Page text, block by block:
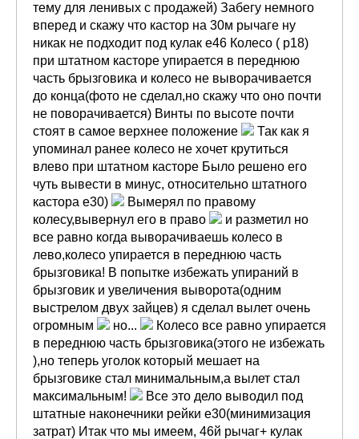
тему для ленивых с продажей) Забегу немного
вперед и скажу что кастор на 30м рычаге ну
никак не подходит под кулак е46 Колесо ( р18)
при штатном касторе упирается в переднюю
часть брызговика и колесо не выворачивается
до конца(фото не сделал,но скажу что оно почти
не поворачивается) Винты по высоте почти
стоят в самое верхнее положение
Так как я
упоминал ранее колесо не хочет крутиться
влево при штатном касторе Было решено его
чуть вывести в минус, относительно штатного
кастора е30)
Вымерял по правому
колесу,вывернул его в право
и разметил но
все равно когда выворачиваешь колесо в
лево,колесо упирается в переднюю часть
брызговика! В попытке избежать упираний в
брызговик и увеличения выворота(одним
выстрелом двух зайцев) я сделал вылет очень
огромным
но...
Колесо все равно упирается
в переднюю часть брызговика(этого не избежать
),но теперь уголок который мешает на
брызговике стал минимальным,а вылет стал
максимальным!
Все это дело выводил под
штатные наконечники рейки е30(минимизация
затрат) Итак что мы имеем, 46й рычаг+ кулак